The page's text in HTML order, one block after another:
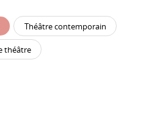
Théâtre contemporain
théâtre